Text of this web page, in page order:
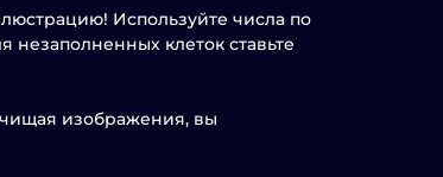
Используйте числа по
незаполненных клеток ставьте
изображения, вы